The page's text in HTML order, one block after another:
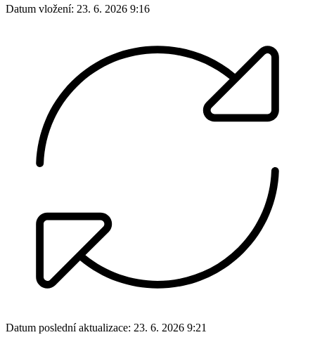
Datum vložení: 23. 6. 2026 9:16
Datum poslední aktualizace: 23. 6. 2026 9:21